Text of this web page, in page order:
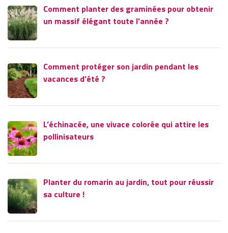
Comment planter des graminées pour obtenir
un massif élégant toute l’année ?
Comment protéger son jardin pendant les
vacances d’été ?
L’échinacée, une vivace colorée qui attire les
pollinisateurs
Planter du romarin au jardin, tout pour réussir
sa culture !